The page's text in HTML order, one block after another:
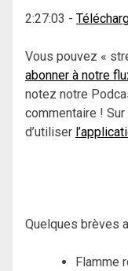
2:27:03 -
Vous pouvez «
abonner à notre
notez notre
commentaire !
d’utiliser
Quelques brèves
Flamme